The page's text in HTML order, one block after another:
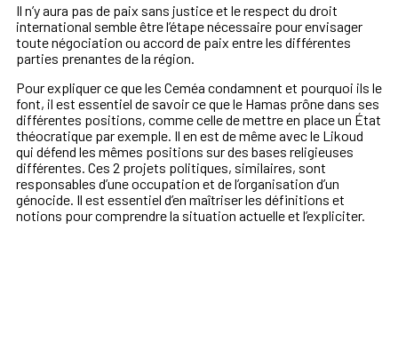
Il n’y aura pas de paix sans justice et le respect du droit
international semble être l’étape nécessaire pour envisager
toute négociation ou accord de paix entre les différentes
parties prenantes de la région.
Pour expliquer ce que les Ceméa condamnent et pourquoi ils le
font, il est essentiel de savoir ce que le Hamas prône dans ses
différentes positions, comme celle de mettre en place un État
théocratique par exemple. Il en est de même avec le Likoud
qui défend les mêmes positions sur des bases religieuses
différentes. Ces 2 projets politiques, similaires, sont
responsables d’une occupation et de l’organisation d’un
génocide. Il est essentiel d’en maîtriser les définitions et
notions pour comprendre la situation actuelle et l’expliciter.